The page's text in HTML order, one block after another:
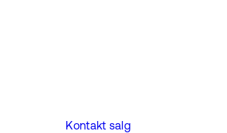
Kontakt salg